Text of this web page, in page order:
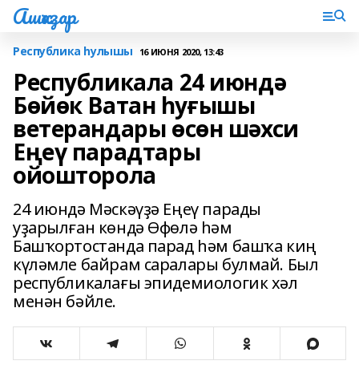
Ашҡаҙар
Республика һулышы 16 ИЮНЯ 2020, 13:43
Республикала 24 июндә
Бөйөк Ватан һуғышы
ветерандары өсөн шәхси
Еңеү парадтары
ойошторола
24 июндә Мәскәүҙә Еңеү парады
уҙарылған көндә Өфөлә һәм
Башҡортостанда парад һәм башҡа киң
күләмле байрам саралары булмай. Был
республикалағы эпидемиологик хәл
менән бәйле.